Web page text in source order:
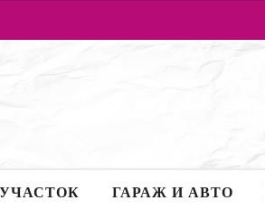
ГАРАЖ И АВТО